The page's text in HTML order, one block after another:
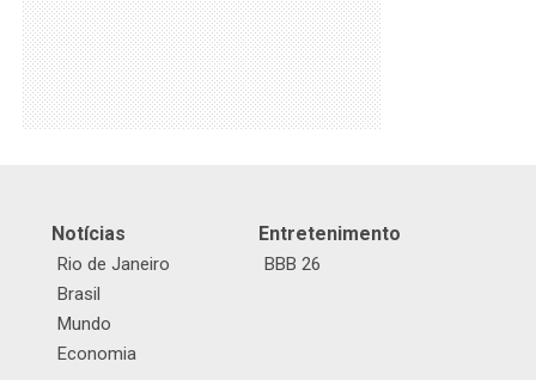
Notícias
Rio de Janeiro
Brasil
Mundo
Economia
Entretenimento
BBB 26